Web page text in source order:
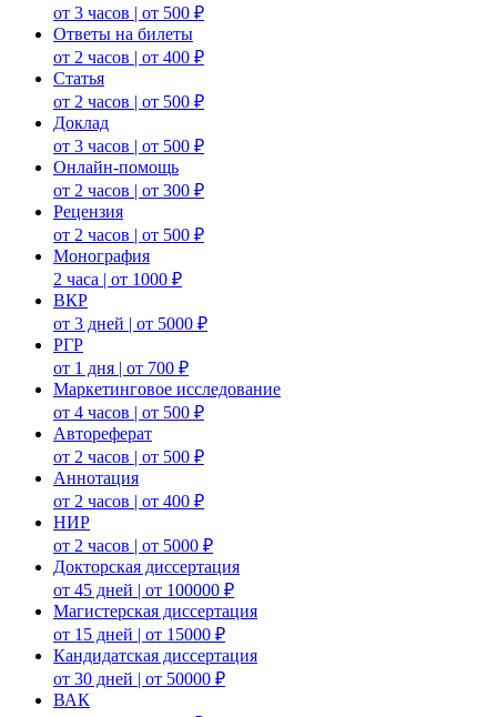
от 3 часов | от 500 ₽
Ответы на билеты
от 2 часов | от 400 ₽
Статья
от 2 часов | от 500 ₽
Доклад
от 3 часов | от 500 ₽
Онлайн-помощь
от 2 часов | от 300 ₽
Рецензия
от 2 часов | от 500 ₽
Монография
2 часа | от 1000 ₽
ВКР
от 3 дней | от 5000 ₽
РГР
от 1 дня | от 700 ₽
Маркетинговое исследование
от 4 часов | от 500 ₽
Автореферат
от 2 часов | от 500 ₽
Аннотация
от 2 часов | от 400 ₽
НИР
от 2 часов | от 5000 ₽
Докторская диссертация
от 45 дней | от 100000 ₽
Магистерская диссертация
от 15 дней | от 15000 ₽
Кандидатская диссертация
от 30 дней | от 50000 ₽
ВАК